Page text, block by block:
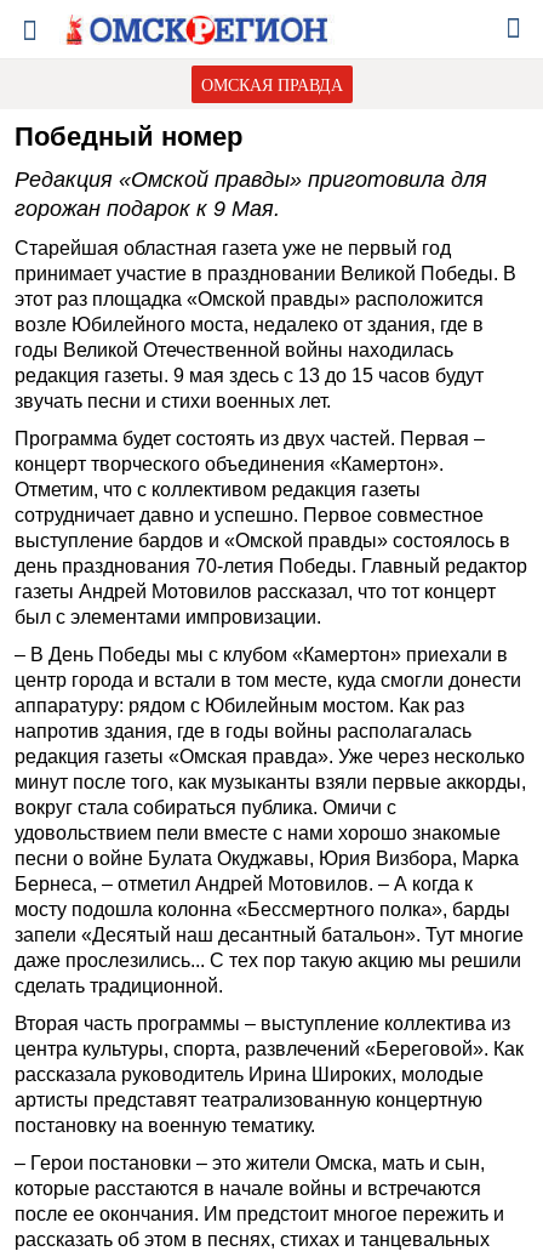
ОМСКАЯ ПРАВДА
Победный номер
Редакция «Омской правды» приготовила для
горожан подарок к 9 Мая.
Старейшая областная газета уже не первый год
принимает участие в праздновании Великой Победы. В
этот раз площадка «Омской правды» расположится
возле Юбилейного моста, недалеко от здания, где в
годы Великой Отечественной войны находилась
редакция газеты. 9 мая здесь с 13 до 15 часов будут
звучать песни и стихи военных лет.
Программа будет состоять из двух частей. Первая –
концерт творческого объединения «Камертон».
Отметим, что с коллективом редакция газеты
сотрудничает давно и успешно. Первое совместное
выступление бардов и «Омской правды» состоялось в
день празднования 70-летия Победы. Главный редактор
газеты Андрей Мотовилов рассказал, что тот концерт
был с элементами импровизации.
– В День Победы мы с клубом «Камертон» приехали в
центр города и встали в том месте, куда смогли донести
аппаратуру: рядом с Юбилейным мостом. Как раз
напротив здания, где в годы войны располагалась
редакция газеты «Омская правда». Уже через несколько
минут после того, как музыканты взяли первые аккорды,
вокруг стала собираться публика. Омичи с
удовольствием пели вместе с нами хорошо знакомые
песни о войне Булата Окуджавы, Юрия Визбора, Марка
Бернеса, – отметил Андрей Мотовилов. – А когда к
мосту подошла колонна «Бессмертного полка», барды
запели «Десятый наш десантный батальон». Тут многие
даже прослезились... С тех пор такую акцию мы решили
сделать традиционной.
Вторая часть программы – выступление коллектива из
центра культуры, спорта, развлечений «Береговой». Как
рассказала руководитель Ирина Широких, молодые
артисты представят театрализованную концертную
постановку на военную тематику.
– Герои постановки – это жители Омска, мать и сын,
которые расстаются в начале войны и встречаются
после ее окончания. Им предстоит многое пережить и
рассказать об этом в песнях, стихах и танцевальных